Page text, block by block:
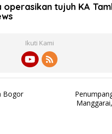
operasikan tujuh KA
Ikuti Kami
Bogor